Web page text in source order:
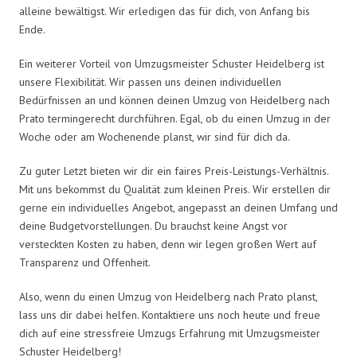
alleine bewältigst. Wir erledigen das für dich, von Anfang bis
Ende.
Ein weiterer Vorteil von Umzugsmeister Schuster Heidelberg ist
unsere Flexibilität. Wir passen uns deinen individuellen
Bedürfnissen an und können deinen Umzug von Heidelberg nach
Prato termingerecht durchführen. Egal, ob du einen Umzug in der
Woche oder am Wochenende planst, wir sind für dich da.
Zu guter Letzt bieten wir dir ein faires Preis-Leistungs-Verhältnis.
Mit uns bekommst du Qualität zum kleinen Preis. Wir erstellen dir
gerne ein individuelles Angebot, angepasst an deinen Umfang und
deine Budgetvorstellungen. Du brauchst keine Angst vor
versteckten Kosten zu haben, denn wir legen großen Wert auf
Transparenz und Offenheit.
Also, wenn du einen Umzug von Heidelberg nach Prato planst,
lass uns dir dabei helfen. Kontaktiere uns noch heute und freue
dich auf eine stressfreie Umzugs Erfahrung mit Umzugsmeister
Schuster Heidelberg!